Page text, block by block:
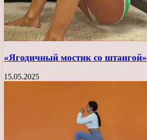
«Ягодичный мостик со штангой»
15.05.2025